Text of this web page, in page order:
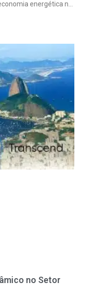
energética na
limpo, no entanto,
interesse chinês
no Setor